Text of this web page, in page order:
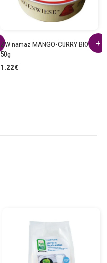
ZW namaz MANGO-CURRY BIO
50g
1.22€